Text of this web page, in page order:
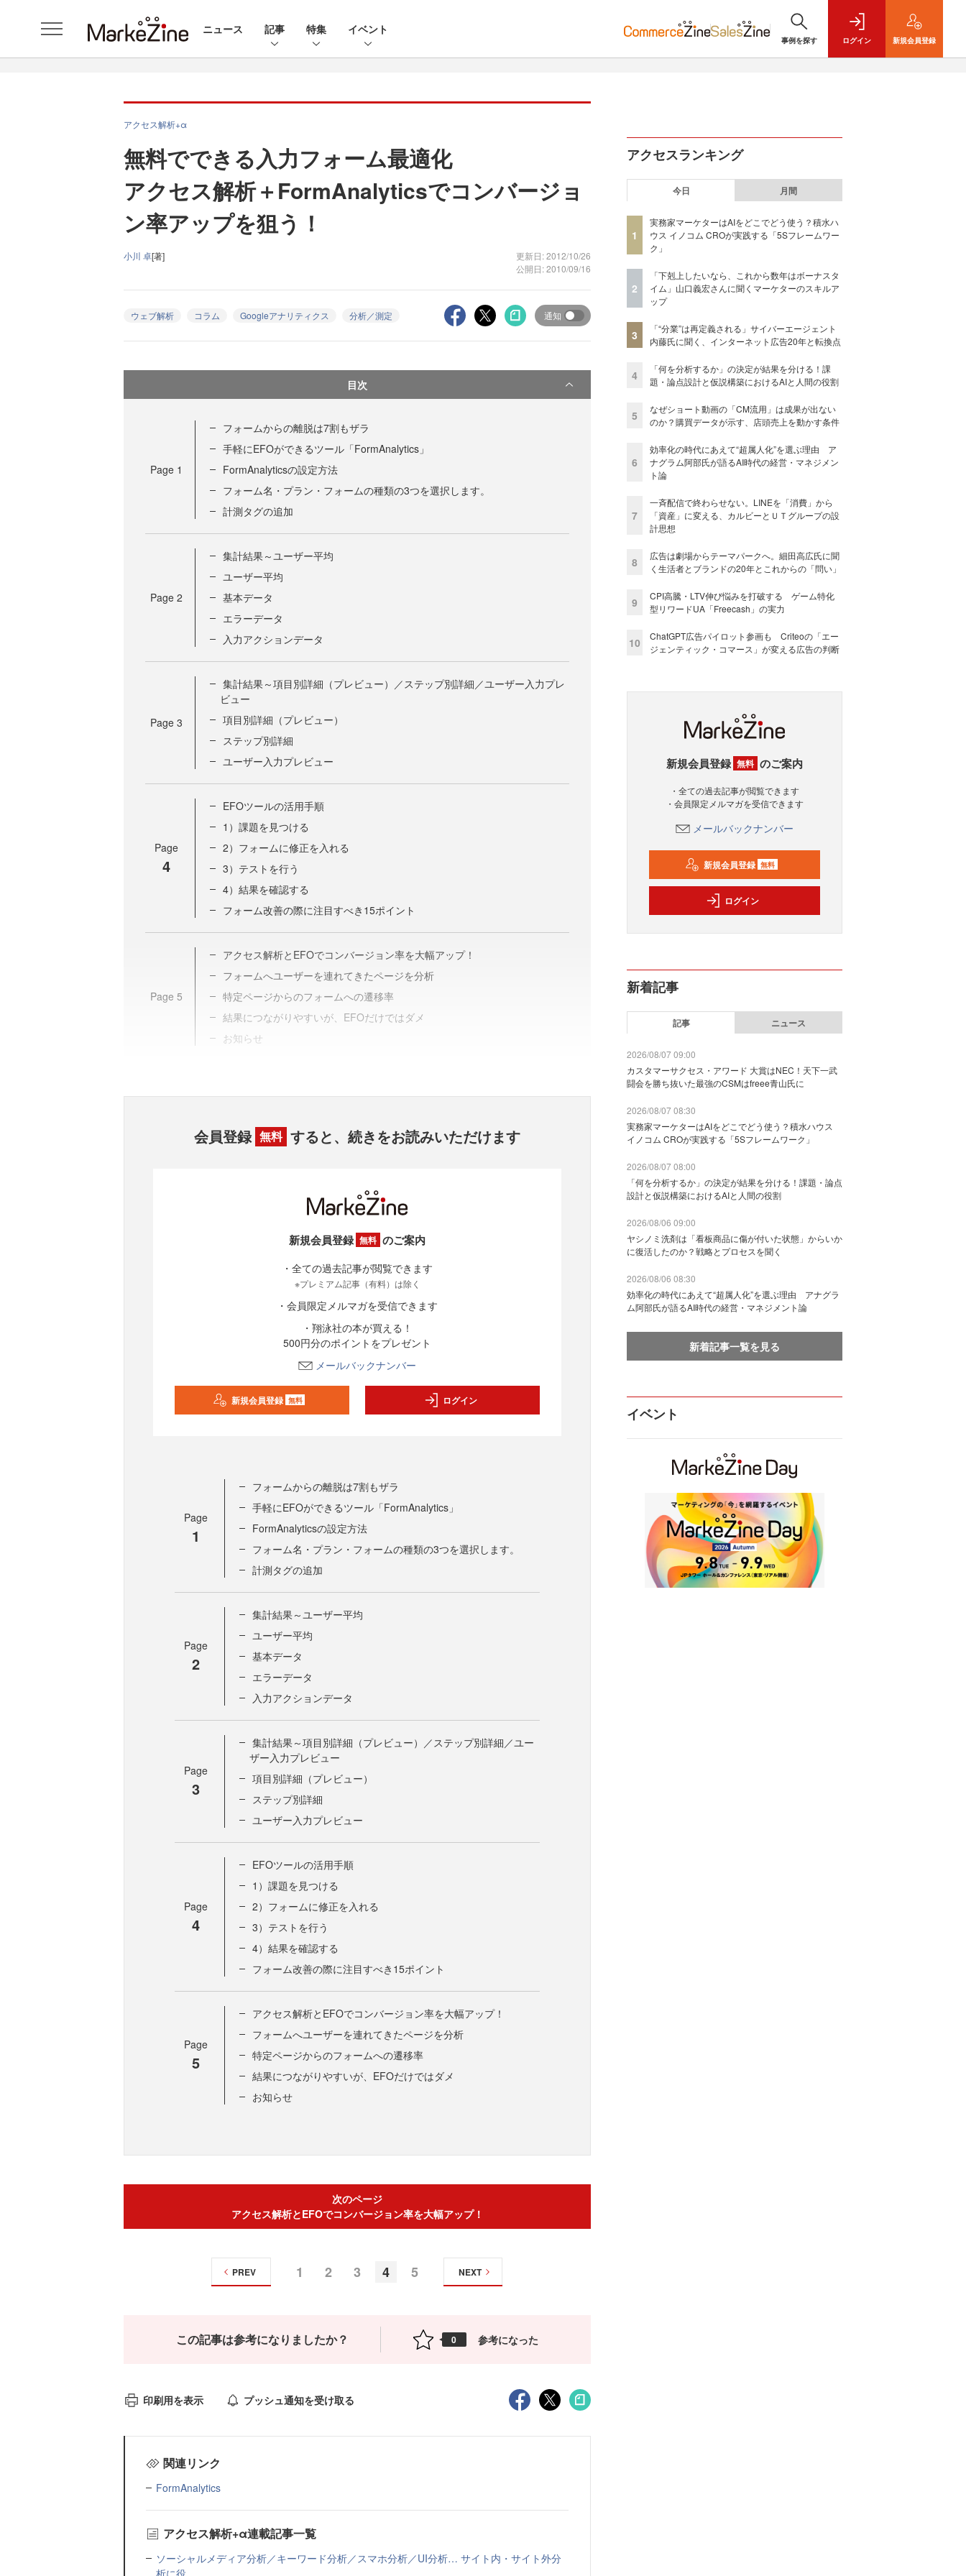
ニュース 記事 特集 イベント
事例を探す ログイン 新規会員登録
アクセス解析+α
無料でできる入力フォーム最適化
アクセス解析＋FormAnalyticsでコンバージョ
ン率アップを狙う！
小川 卓[著]
更新日: 2012/10/26
公開日: 2010/09/16
ウェブ解析 コラム Googleアナリティクス 分析／測定 通知
目次
Page 1
フォームからの離脱は7割もザラ
手軽にEFOができるツール「FormAnalytics」
FormAnalyticsの設定方法
フォーム名・プラン・フォームの種類の3つを選択します。
計測タグの追加
Page 2
集計結果～ユーザー平均
ユーザー平均
基本データ
エラーデータ
入力アクションデータ
Page 3
集計結果～項目別詳細（プレビュー）／ステップ別詳細／ユーザー入力プレ
ビュー
項目別詳細（プレビュー）
ステップ別詳細
ユーザー入力プレビュー
Page
4
EFOツールの活用手順
1）課題を見つける
2）フォームに修正を入れる
3）テストを行う
4）結果を確認する
フォーム改善の際に注目すべき15ポイント
Page 5
アクセス解析とEFOでコンバージョン率を大幅アップ！
フォームへユーザーを連れてきたページを分析
特定ページからのフォームへの遷移率
結果につながりやすいが、EFOだけではダメ
お知らせ
会員登録 無料 すると、続きをお読みいただけます
新規会員登録 無料 のご案内
・全ての過去記事が閲覧できます
※プレミアム記事（有料）は除く
・会員限定メルマガを受信できます
・翔泳社の本が買える！
500円分のポイントをプレゼント
メールバックナンバー
新規会員登録 無料 ログイン
Page
1
フォームからの離脱は7割もザラ
手軽にEFOができるツール「FormAnalytics」
FormAnalyticsの設定方法
フォーム名・プラン・フォームの種類の3つを選択します。
計測タグの追加
Page
2
集計結果～ユーザー平均
ユーザー平均
基本データ
エラーデータ
入力アクションデータ
Page
3
集計結果～項目別詳細（プレビュー）／ステップ別詳細／ユー
ザー入力プレビュー
項目別詳細（プレビュー）
ステップ別詳細
ユーザー入力プレビュー
Page
4
EFOツールの活用手順
1）課題を見つける
2）フォームに修正を入れる
3）テストを行う
4）結果を確認する
フォーム改善の際に注目すべき15ポイント
Page
5
アクセス解析とEFOでコンバージョン率を大幅アップ！
フォームへユーザーを連れてきたページを分析
特定ページからのフォームへの遷移率
結果につながりやすいが、EFOだけではダメ
お知らせ
次のページ
アクセス解析とEFOでコンバージョン率を大幅アップ！
1 2 3 4 5
PREV NEXT
この記事は参考になりましたか？ 0 参考になった
印刷用を表示 プッシュ通知を受け取る
関連リンク
FormAnalytics
アクセス解析+α連載記事一覧
ソーシャルメディア分析／キーワード分析／スマホ分析／UI分析… サイト内・サイト外分
析に役...
アクセスランキング
今日 月間
1
実務家マーケターはAIをどこでどう使う？積水ハ
ウス イノコム CROが実践する「5Sフレームワー
ク」
2
「下剋上したいなら、これから数年はボーナスタ
イム」山口義宏さんに聞くマーケターのスキルア
ップ
3
「“分業”は再定義される」サイバーエージェント
内藤氏に聞く、インターネット広告20年と転換点
4
「何を分析するか」の決定が結果を分ける！課
題・論点設計と仮説構築におけるAIと人間の役割
5
なぜショート動画の「CM流用」は成果が出ない
のか？購買データが示す、店頭売上を動かす条件
6
効率化の時代にあえて“超属人化”を選ぶ理由 ア
ナグラム阿部氏が語るAI時代の経営・マネジメン
ト論
7
一斉配信で終わらせない。LINEを「消費」から
「資産」に変える、カルビーとＵＴグループの設
計思想
8
広告は劇場からテーマパークへ。細田高広氏に聞
く生活者とブランドの20年とこれからの「問い」
9
CPI高騰・LTV伸び悩みを打破する ゲーム特化
型リワードUA「Freecash」の実力
10
ChatGPT広告パイロット参画も Criteoの「エー
ジェンティック・コマース」が変える広告の判断
新規会員登録 無料 のご案内
・全ての過去記事が閲覧できます
・会員限定メルマガを受信できます
メールバックナンバー
新規会員登録 無料
ログイン
新着記事
記事 ニュース
2026/08/07 09:00
カスタマーサクセス・アワード 大賞はNEC！天下一武
闘会を勝ち抜いた最強のCSMはfreee青山氏に
2026/08/07 08:30
実務家マーケターはAIをどこでどう使う？積水ハウス
イノコム CROが実践する「5Sフレームワーク」
2026/08/07 08:00
「何を分析するか」の決定が結果を分ける！課題・論点
設計と仮説構築におけるAIと人間の役割
2026/08/06 09:00
ヤシノミ洗剤は「看板商品に傷が付いた状態」からいか
に復活したのか？戦略とプロセスを聞く
2026/08/06 08:30
効率化の時代にあえて“超属人化”を選ぶ理由 アナグラ
ム阿部氏が語るAI時代の経営・マネジメント論
新着記事一覧を見る
イベント